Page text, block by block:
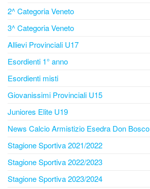
2^ Categoria Veneto
3^ Categoria Veneto
Allievi Provinciali U17
Esordienti 1° anno
Esordienti misti
Giovanissimi Provinciali U15
Juniores Elite U19
News Calcio Armistizio Esedra Don
Stagione Sportiva 2021/2022
Stagione Sportiva 2022/2023
Stagione Sportiva 2023/2024